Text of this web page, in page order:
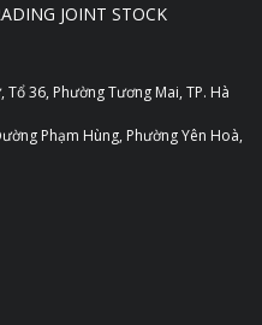
JOINT STOCK
36, Phường Tương Mai, TP. Hà
Phạm Hùng, Phường Yên Hoà,